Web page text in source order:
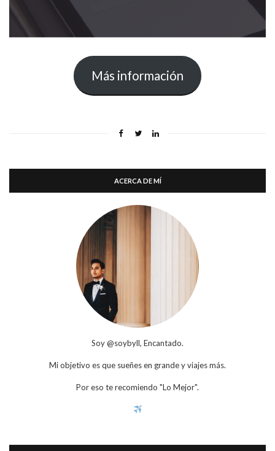
Más información
ACERCA DE MÍ
Soy @soybyll, Encantado.
Mi objetivo es que sueñes en grande y viajes más.
Por eso te recomiendo "Lo Mejor".